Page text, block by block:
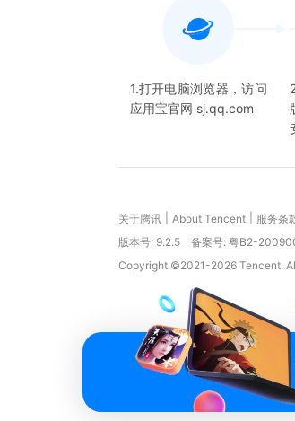
1.打开电脑浏览器，访问
应用宝官网 sj.qq.com
关于腾讯 About Tencent 服务条
版本号: 9.2.5 备案号: 粤B2-
Copyright ©2021-2026 Tencent.